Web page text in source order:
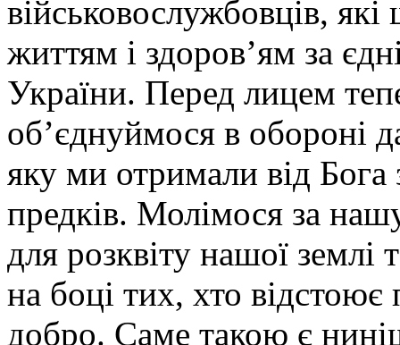
військовослужбовців,
життям і здоров’ям за
України. Перед лицем
об’єднуймося в обороні
яку ми отримали від
предків. Молімося за
для розквіту нашої
на боці тих, хто відстоює
добро. Саме такою є